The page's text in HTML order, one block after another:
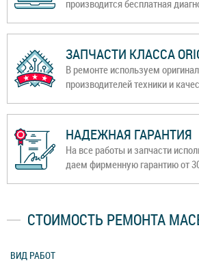
производится бесплатная
ЗАПЧАСТИ КЛАССА
В ремонте используем
производителей техники и
НАДЕЖНАЯ ГАРАНТИЯ
На все работы и запчасти
даем фирменную гарантию от
СТОИМОСТЬ РЕМОНТА
ВИД РАБОТ